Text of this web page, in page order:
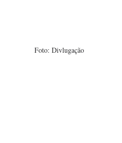
Foto: Divlugação